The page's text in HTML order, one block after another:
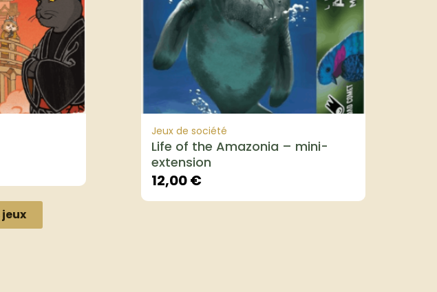
Jeux de société
Life of the Amazonia – mini-
extension
12,00€